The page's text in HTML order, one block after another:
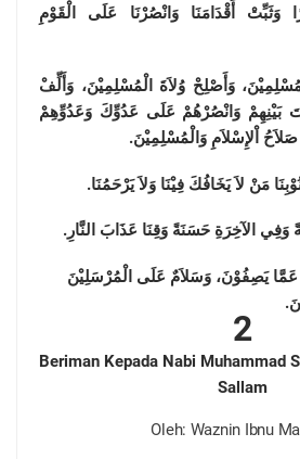
وَثَبِّتْ أَقْدَامَنَا وَانْصُرْنَا عَلَى الْقَوْمِ
وَأَصْلِحْ وُلاَةَ الْمُسْلِمِيْنَ، وَأَلِّفْ
بَيْنِهِمْ وَانْصُرْهُمْ عَلَى عَدُوِّكَ وَعَدُوِّهِمْ
اْلإِسْلاَمِ وَالْمُسْلِمِيْنَ.
مَنْ لاَ يَخَافُكَ فِيْنَا وَلاَ يَرْحَمُنَا.
وَفِي الآخِرَةِ حَسَنَةً وَقِنَا عَذَابَ النَّارِ.
يَصِفُوْنَ، وَسَلاَمٌ عَلَى الْمُرْسَلِيْنَ
2
Beriman Kepada Nabi Muhammad
Sallam
Oleh: Waznin Ibnu